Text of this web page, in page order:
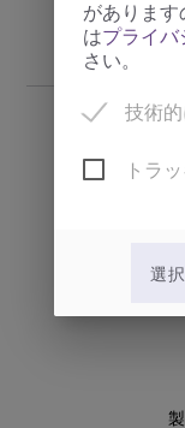
がありま
はプライ
さい。
技術
トラ
選
· オリ